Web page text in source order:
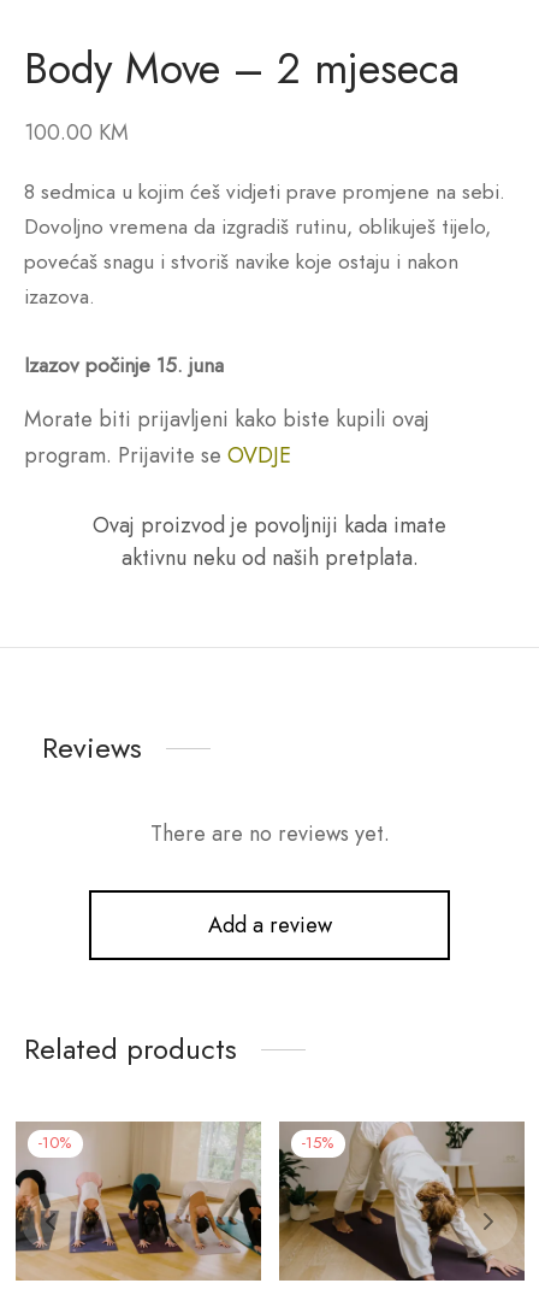
Body Move – 2 mjeseca
100.00 KM
8 sedmica u kojim ćeš vidjeti prave promjene na sebi.
Dovoljno vremena da izgradiš rutinu, oblikuješ tijelo,
povećaš snagu i stvoriš navike koje ostaju i nakon
izazova.
Izazov počinje 15. juna
Morate biti prijavljeni kako biste kupili ovaj
program. Prijavite se OVDJE
Ovaj proizvod je povoljniji kada imate
aktivnu neku od naših pretplata.
Reviews
There are no reviews yet.
Add a review
Related products
-10% -15%